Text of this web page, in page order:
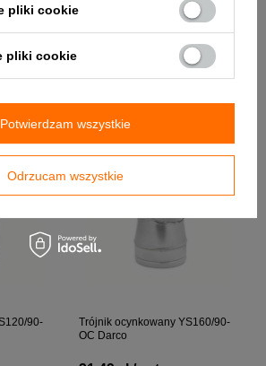
+ Dodaj do porównania
90-
Trójnik ocynkowany YS160/90-
OC Darco
pliki cookie
pliki cookie
Odrzucam wszystkie
Potwierdzam wszystkie